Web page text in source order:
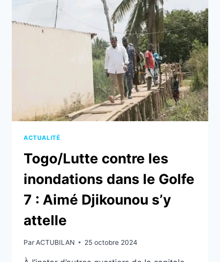
ACTEURS
PRÉPARENT
POUR
FAIRE
INONDATIONS
DANS
LA
RÉGION
ACTUALITÉ
Togo/Lutte contre les
inondations dans le Golfe
7 : Aimé Djikounou s’y
attelle
ParACTUBILAN 25 octobre 2024